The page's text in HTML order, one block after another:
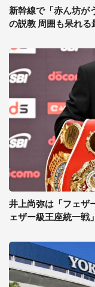
新幹線で「赤ん坊が
の説教 周囲も呆れる
井上尚弥は「フェザ
ェザー級王座統一戦